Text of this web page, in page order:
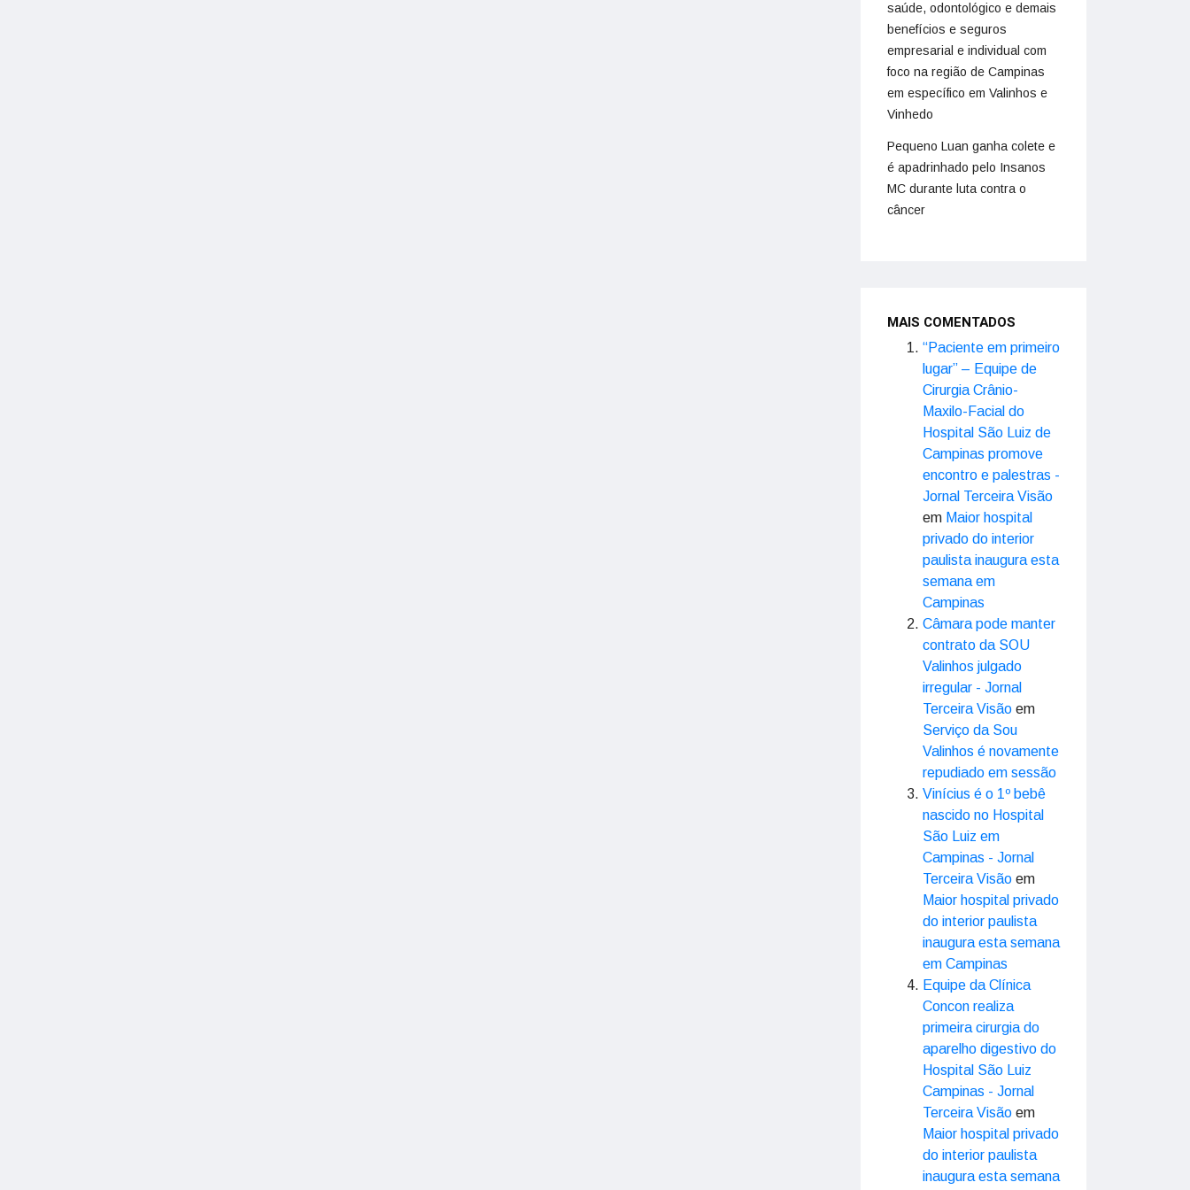
saúde, odontológico e demais
benefícios e seguros
empresarial e individual com
foco na região de Campinas
em específico em Valinhos e
Vinhedo
Pequeno Luan ganha colete e
é apadrinhado pelo Insanos
MC durante luta contra o
câncer
MAIS COMENTADOS
“Paciente em primeiro
lugar” – Equipe de
Cirurgia Crânio-
Maxilo-Facial do
Hospital São Luiz de
Campinas promove
encontro e palestras -
Jornal Terceira Visão
em Maior hospital
privado do interior
paulista inaugura esta
semana em
Campinas
Câmara pode manter
contrato da SOU
Valinhos julgado
irregular - Jornal
Terceira Visão em
Serviço da Sou
Valinhos é novamente
repudiado em sessão
Vinícius é o 1º bebê
nascido no Hospital
São Luiz em
Campinas - Jornal
Terceira Visão em
Maior hospital privado
do interior paulista
inaugura esta semana
em Campinas
Equipe da Clínica
Concon realiza
primeira cirurgia do
aparelho digestivo do
Hospital São Luiz
Campinas - Jornal
Terceira Visão em
Maior hospital privado
do interior paulista
inaugura esta semana